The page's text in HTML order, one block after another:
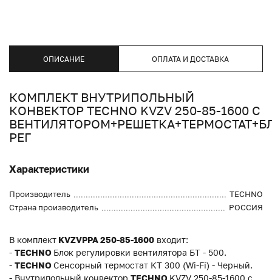
ОПИСАНИЕ ОПЛАТА И ДОСТАВКА
КОМПЛЕКТ ВНУТРИПОЛЬНЫЙ
КОНВЕКТОР TECHNO KVZV 250-85-1600 С
РЕГ
Характеристики
Производитель
TECHNO
Страна производитель
РОССИЯ
В комплект KVZVPPA 250-85-1600 входит:
- TECHNO Блок регулировки вентилятора БТ - 500.
- TECHNOСенсорный термостат КT 300 (Wi-Fi) - Черный.